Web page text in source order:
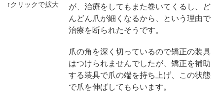
が、治療をしてもまた巻いてくるし、ど
んどん爪が細くなるから、という理由で
治療を断られたそうです。
爪の角を深く切っているので矯正の装具
はつけられませんでしたが、矯正を補助
する装具で爪の端を持ち上げ、この状態
で爪を伸ばしてもらいます。